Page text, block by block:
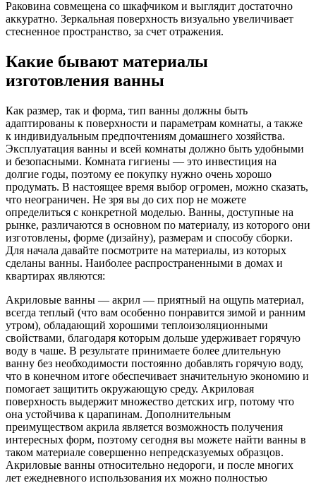
Раковина совмещена со шкафчиком и выглядит достаточно
аккуратно. Зеркальная поверхность визуально увеличивает
стесненное пространство, за счет отражения.
Какие бывают материалы
изготовления ванны
Как размер, так и форма, тип ванны должны быть
адаптированы к поверхности и параметрам комнаты, а также
к индивидуальным предпочтениям домашнего хозяйства.
Эксплуатация ванны и всей комнаты должно быть удобными
и безопасными. Комната гигиены — это инвестиция на
долгие годы, поэтому ее покупку нужно очень хорошо
продумать. В настоящее время выбор огромен, можно сказать,
что неограничен. Не зря вы до сих пор не можете
определиться с конкретной моделью. Ванны, доступные на
рынке, различаются в основном по материалу, из которого они
изготовлены, форме (дизайну), размерам и способу сборки.
Для начала давайте посмотрите на материалы, из которых
сделаны ванны. Наиболее распространенными в домах и
квартирах являются:
Акриловые ванны — акрил — приятный на ощупь материал,
всегда теплый (что вам особенно понравится зимой и ранним
утром), обладающий хорошими теплоизоляционными
свойствами, благодаря которым дольше удерживает горячую
воду в чаше. В результате принимаете более длительную
ванну без необходимости постоянно добавлять горячую воду,
что в конечном итоге обеспечивает значительную экономию и
помогает защитить окружающую среду. Акриловая
поверхность выдержит множество детских игр, потому что
она устойчива к царапинам. Дополнительным
преимуществом акрила является возможность получения
интересных форм, поэтому сегодня вы можете найти ванны в
таком материале совершенно непредсказуемых образцов.
Акриловые ванны относительно недороги, и после многих
лет ежедневного использования их можно полностью